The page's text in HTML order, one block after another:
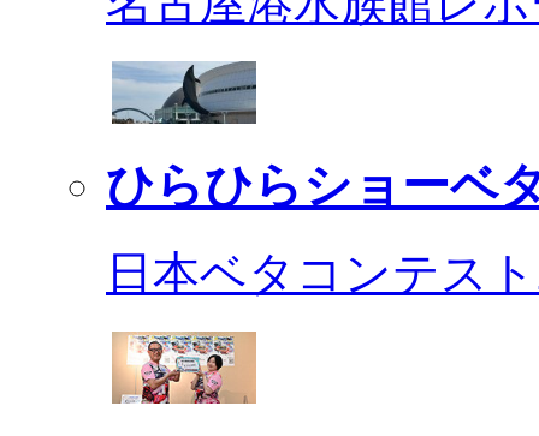
ひらひらショーベ
日本ベタコンテス